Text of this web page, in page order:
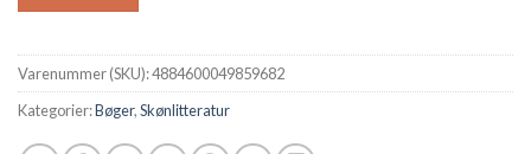
Varenummer (SKU):4884600049859682
Kategorier:Bøger,Skønlitteratur